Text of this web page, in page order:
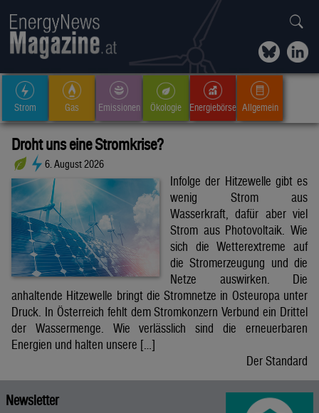
Strom Gas Emissionen Ökologie Energiebörse Allgemein
Droht uns eine Stromkrise?
6. August 2026
Infolge der Hitzewelle gibt es
wenig Strom aus
Wasserkraft, dafür aber viel
Strom aus Photovoltaik. Wie
sich die Wetterextreme auf
die Stromerzeugung und die
Netze auswirken. Die
anhaltende Hitzewelle bringt die Stromnetze in Osteuropa unter
Druck. In Österreich fehlt dem Stromkonzern Verbund ein Drittel
der Wassermenge. Wie verlässlich sind die erneuerbaren
Energien und halten unsere […]
Der Standard
Newsletter